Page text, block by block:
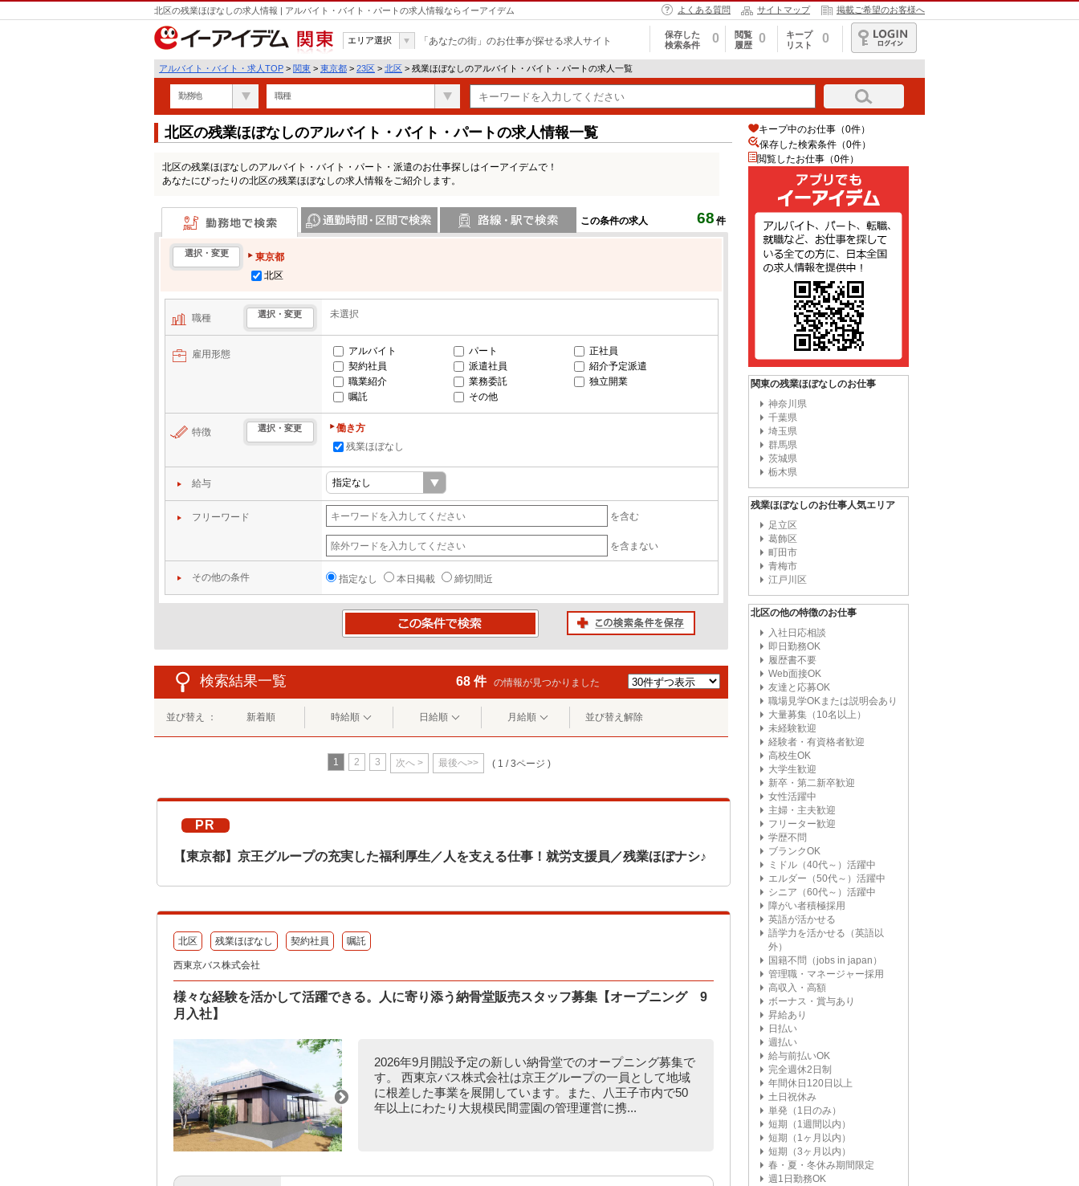
北区の残業ほぼなしの求人情報 | アルバイト・バイト・パートの求人情報ならイーアイデム よくある質問 サイトマップ 掲載ご希望のお客様へ
関東
エリア選択 「あなたの街」のお仕事が探せる求人サイト
保存した
検索条件
0
閲覧
履歴
0
キープ
リスト
0
ログイン
アルバイト・バイト・求人TOP > 関東 > 東京都 > 23区 > 北区 > 残業ほぼなしのアルバイト・バイト・パートの求人一覧
勤務地 職種
北区の残業ほぼなしのアルバイト・バイト・パートの求人情報一覧
北区の残業ほぼなしのアルバイト・バイト・パート・派遣のお仕事探しはイーアイデムで！
あなたにぴったりの北区の残業ほぼなしの求人情報をご紹介します。
この条件の求人 68 件
勤務地で検索
選択・変更
東京都
北区
職種 選択・変更 未選択
雇用形態 アルバイト パート
正社員
契約社員
派遣社員
紹介予定派遣
職業紹介
業務委託
独立開業
嘱託
その他
特徴 選択・変更
働き方
残業ほぼなし
給与
フリーワード を含む
を含まない
その他の条件 指定なし 本日掲載 締切間近
検索結果一覧 68 件 の情報が見つかりました
並び替え ： 新着順 時給順 日給順 月給順 並び替え解除
1 2 3 次へ > 最後へ>> ( 1 / 3ページ )
PR
【東京都】京王グループの充実した福利厚生／人を支える仕事！就労支援員／残業ほぼナシ♪
北区 残業ほぼなし 契約社員 嘱託
西東京バス株式会社
様々な経験を活かして活躍できる。人に寄り添う納骨堂販売スタッフ募集【オープニング 9
月入社】
2026年9月開設予定の新しい納骨堂でのオープニング募集で
す。 西東京バス株式会社は京王グループの一員として地域
に根差した事業を展開しています。また、八王子市内で50
年以上にわたり大規模民間霊園の管理運営に携...
キープ中のお仕事（0件）
保存した検索条件（0件）
閲覧したお仕事（0件）
関東の残業ほぼなしのお仕事
神奈川県
千葉県
埼玉県
群馬県
茨城県
栃木県
残業ほぼなしのお仕事人気エリア
足立区
葛飾区
町田市
青梅市
江戸川区
北区の他の特徴のお仕事
入社日応相談
即日勤務OK
履歴書不要
Web面接OK
友達と応募OK
職場見学OKまたは説明会あり
大量募集（10名以上）
未経験歓迎
経験者・有資格者歓迎
高校生OK
大学生歓迎
新卒・第二新卒歓迎
女性活躍中
主婦・主夫歓迎
フリーター歓迎
学歴不問
ブランクOK
ミドル（40代～）活躍中
エルダー（50代～）活躍中
シニア（60代～）活躍中
障がい者積極採用
英語が活かせる
語学力を活かせる（英語以
外）
国籍不問（jobs in japan）
管理職・マネージャー採用
高収入・高額
ボーナス・賞与あり
昇給あり
日払い
週払い
給与前払いOK
完全週休2日制
年間休日120日以上
土日祝休み
単発（1日のみ）
短期（1週間以内）
短期（1ヶ月以内）
短期（3ヶ月以内）
春・夏・冬休み期間限定
週1日勤務OK